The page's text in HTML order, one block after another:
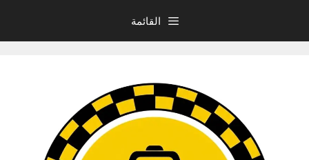
المحتوى
القائمة